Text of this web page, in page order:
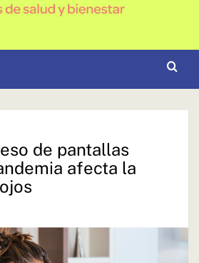
de pantallas
afecta la